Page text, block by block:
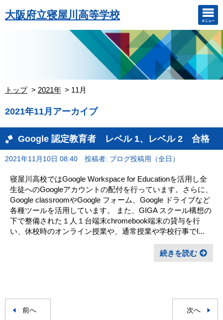
大阪府立寝屋川高等学校
トップ 2021年 11月
2021年11月アーカイブ
Google 認定教育者 レベル 1、レベル 2 合格
2021年11月10日 08:40 投稿者: ブログ投稿用（全日）
寝屋川高校ではGoogle Workspace for Educationを活用し全
生徒へのGoogleアカウントの配付を行っています。さらに、
Google classroomやGoogle フォーム、Google ドライブなど
各種ツールを活用しています。 また、GIGA スクール構想の
下で整備された１人１台端末chromebook端末の貸与を行
い、休校時のオンライン授業や、通常授業や学校行事でI...
続きを読む
前へ 次へ